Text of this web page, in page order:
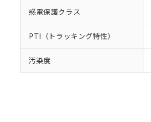
感電保護クラス
PTI（トラッキング特性）
汚染度